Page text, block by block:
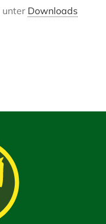
unter Downloads